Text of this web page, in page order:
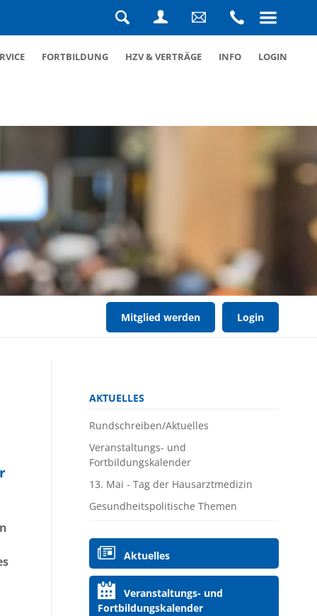
Navigation
überspringen
Sie
Sie
FORTBILDUNG HZV & VERTRÄGE INFO LOGIN
Login
Mitglied werden
Navigation
AKTUELLES
Rundschreiben/Aktuelles
Veranstaltungs- und
Fortbildungskalender
13. Mai - Tag der Hausarztmedizin
Gesundheitspolitische Themen
Navigation
überspringen
Aktuelles
Veranstaltungs- und
Fortbildungskalender